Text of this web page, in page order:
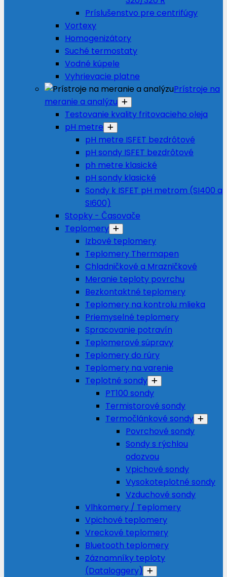
Príslušenstvo pre centrifúgy
Vortexy
Homogenizátory
Suché termostaty
Vodné kúpele
Vyhrievacie platne
Prístroje na
meranie a analýzu
Testovanie kvality fritovacieho oleja
pH metre
pH metre ISFET bezdrôtové
pH sondy ISFET bezdrôtové
ph metre klasické
pH sondy klasické
Sondy k ISFET pH metrom (SI400 a
SI600)
Stopky - Časovače
Teplomery
Izbové teplomery
Teplomery Thermapen
Chladničkové a Mrazničkové
Meranie teploty povrchu
Bezkontaktné teplomery
Teplomery na kontrolu mlieka
Priemyselné teplomery
Spracovanie potravín
Teplomerové súpravy
Teplomery do rúry
Teplomery na varenie
Teplotné sondy
PT100 sondy
Termistorové sondy
Termočlánkové sondy
Povrchové sondy
Sondy s rýchlou
odozvou
Vpichové sondy
Vysokoteplotné sondy
Vzduchové sondy
Vlhkomery / Teplomery
Vpichové teplomery
Vreckové teplomery
Bluetooth teplomery
Záznamníky teploty
(Dataloggery)